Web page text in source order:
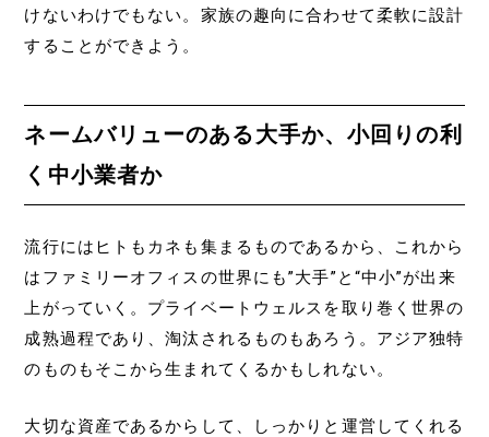
けないわけでもない。家族の趣向に合わせて柔軟に設計
することができよう。
ネームバリューのある大手か、小回りの利
く中小業者か
流行にはヒトもカネも集まるものであるから、これから
はファミリーオフィスの世界にも”大手”と“中小”が出来
上がっていく。プライベートウェルスを取り巻く世界の
成熟過程であり、淘汰されるものもあろう。アジア独特
のものもそこから生まれてくるかもしれない。
大切な資産であるからして、しっかりと運営してくれる